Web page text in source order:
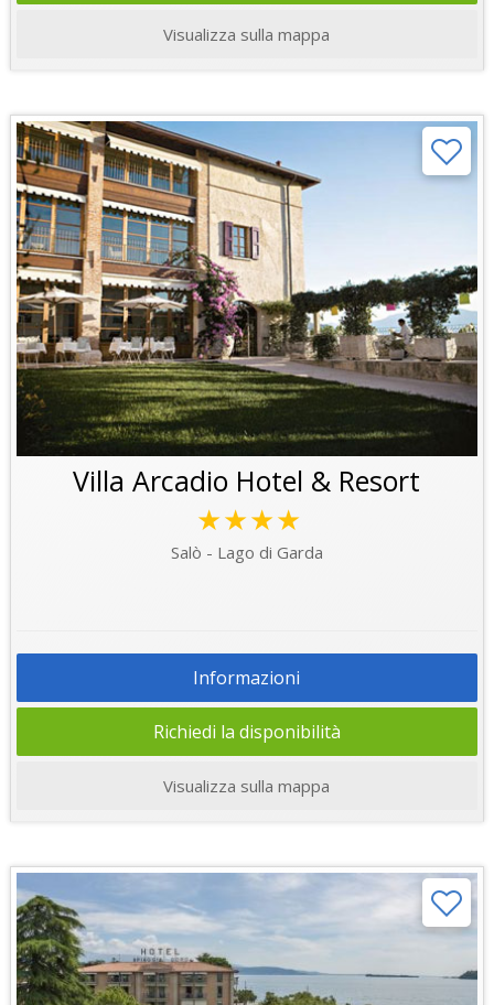
Visualizza sulla mappa
Villa Arcadio Hotel & Resort
★★★★
Salò - Lago di Garda
Informazioni
Richiedi la disponibilità
Visualizza sulla mappa